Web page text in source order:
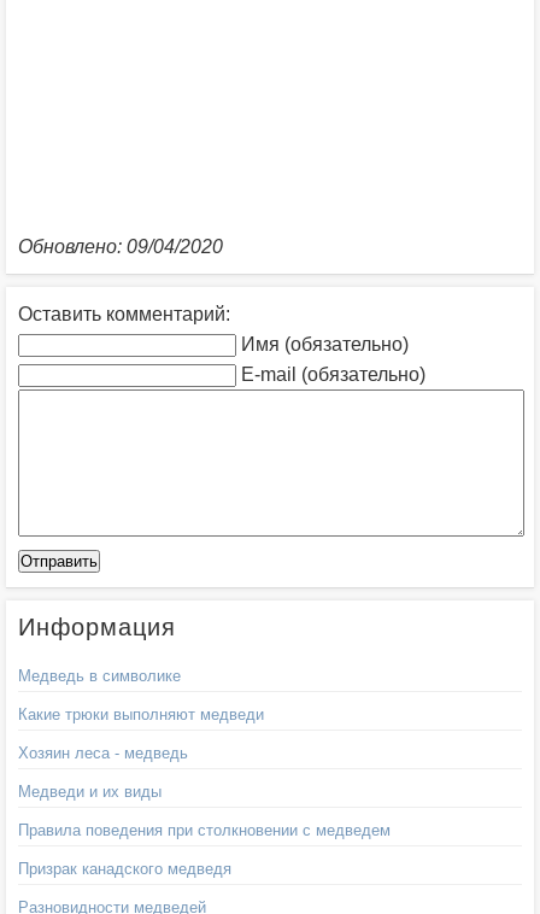
Обновлено: 09/04/2020
Оставить комментарий:
Имя (обязательно)
E-mail (обязательно)
Информация
Медведь в символике
Какие трюки выполняют медведи
Хозяин леса - медведь
Медведи и их виды
Правила поведения при столкновении с медведем
Призрак канадского медведя
Разновидности медведей